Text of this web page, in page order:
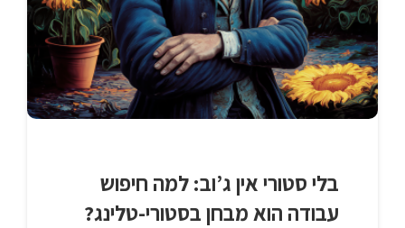
בלי סטורי אין ג’וב: למה חיפוש
עבודה הוא מבחן בסטורי-טלינג?